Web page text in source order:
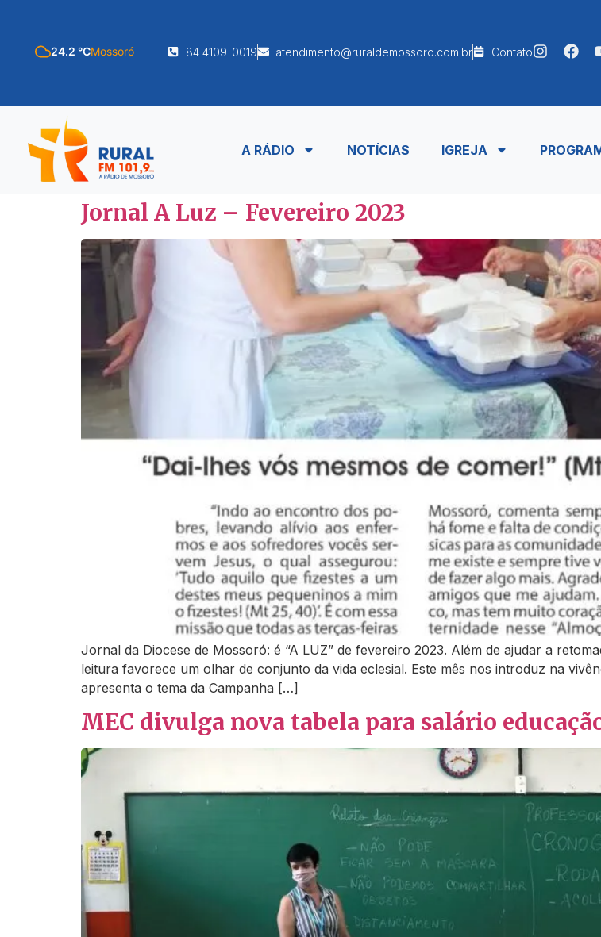
24.2 °CMossoró 84 4109-0019 atendimento@ruraldemossoro.com.br Contato
A RÁDIO NOTÍCIAS IGREJA
Jornal A Luz – Fevereiro 2023
Jornal da Diocese de Mossoró: é “A LUZ” de fevereiro 2023. Além de ajudar a
leitura favorece um olhar de conjunto da vida eclesial. Este mês nos introduz na
apresenta o tema da Campanha […]
MEC divulga nova tabela para salário